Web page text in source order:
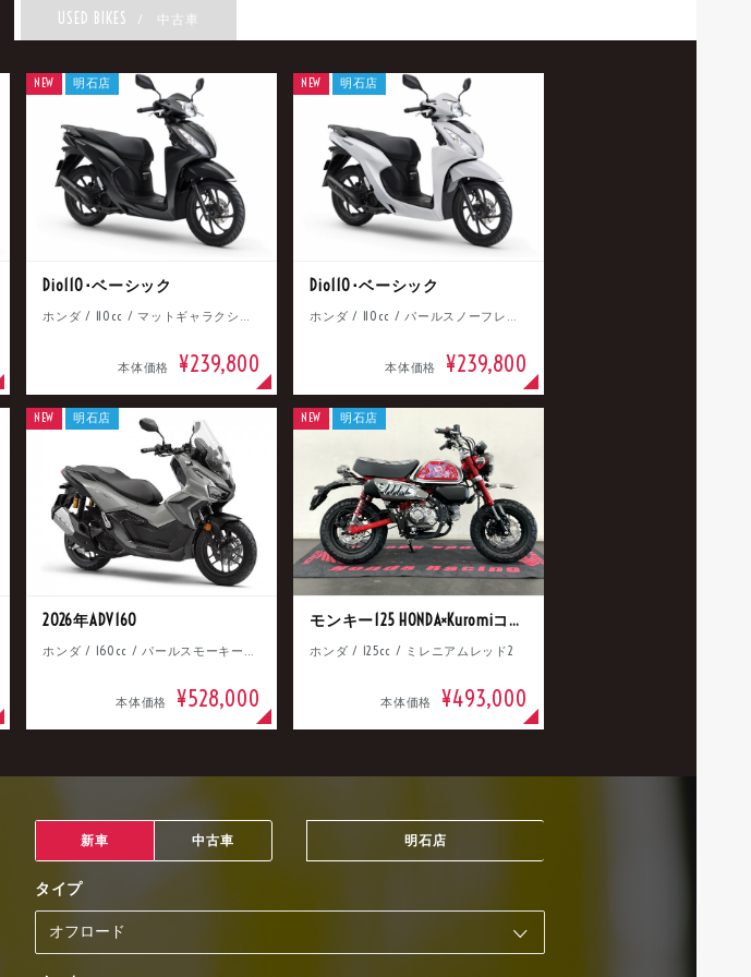
USED BIKES / 中古車
Dio110･ベーシック
ホンダ / 110cc / マットギャラクシーブラックメタリック
本体価格 ¥239,800
NEW 明石店
Dio110･ベーシック
ホンダ / 110cc / パールスノーフレークホワイト
本体価格 ¥239,800
NEW 明石店
2026年ADV160
ホンダ / 160cc / パールスモーキーグレー
本体価格 ¥528,000
NEW 明石店
モンキー125 HONDA×Kuromiコラボ
ホンダ / 125cc / ミレニアムレッド2
本体価格 ¥493,000
NEW 明石店
新車 中古車 明石店
タイプ